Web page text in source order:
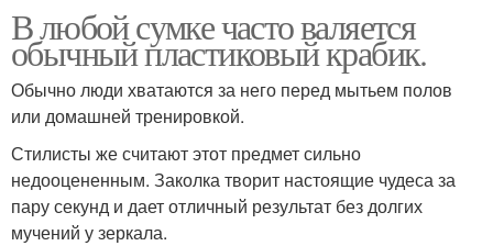
В любой сумке часто валяется
обычный пластиковый крабик.
Обычно люди хватаются за него перед мытьем полов
или домашней тренировкой.
Стилисты же считают этот предмет сильно
недооцененным. Заколка творит настоящие чудеса за
пару секунд и дает отличный результат без долгих
мучений у зеркала.